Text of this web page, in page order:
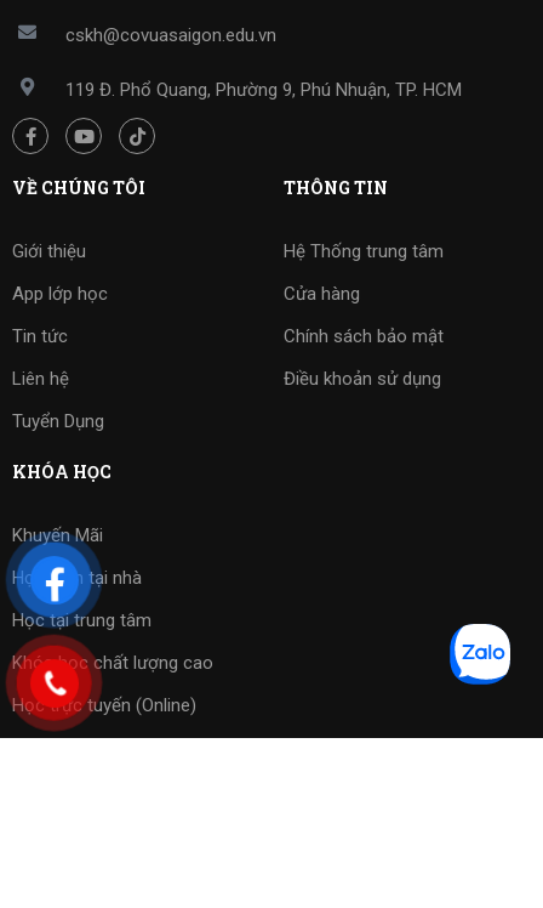
cskh@covuasaigon.edu.vn
119 Đ. Phổ Quang, Phường 9, Phú Nhuận, TP. HCM
VỀ CHÚNG TÔI
Giới thiệu
App lớp học
Tin tức
Liên hệ
Tuyển Dụng
THÔNG TIN
Hệ Thống trung tâm
Cửa hàng
Chính sách bảo mật
Điều khoản sử dụng
KHÓA HỌC
Khuyến Mãi
Học kèm tại nhà
Học tại trung tâm
Khóa học chất lượng cao
Học trực tuyến (Online)